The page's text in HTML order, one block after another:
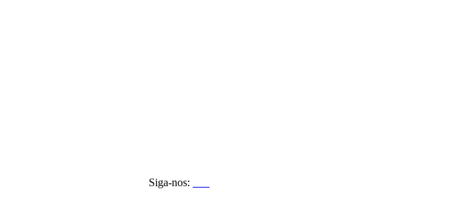
Siga-nos: